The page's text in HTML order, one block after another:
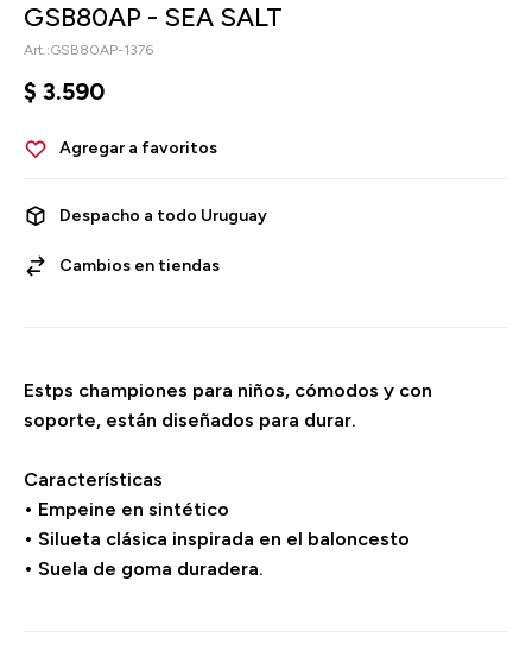
GSB80AP - SEA SALT
GSB80AP-1376
$ 3.590
Despacho a todo Uruguay
Cambios en tiendas
Estps championes para niños, cómodos y con
soporte, están diseñados para durar.
Características
• Empeine en sintético
• Silueta clásica inspirada en el baloncesto
• Suela de goma duradera.